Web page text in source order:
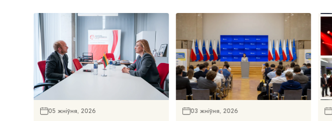
05 жніўня, 2026 03 жніўня, 2026